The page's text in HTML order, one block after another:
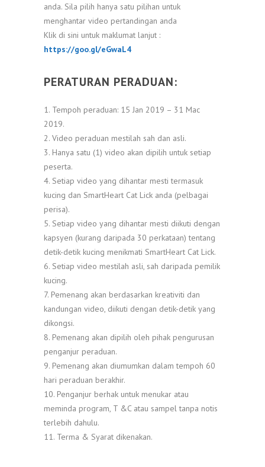
anda. Sila pilih hanya satu pilihan untuk
menghantar video pertandingan anda
Klik di sini untuk maklumat lanjut :
https://goo.gl/eGwaL4
PERATURAN PERADUAN:
1. Tempoh peraduan: 15 Jan 2019 – 31 Mac
2019.
2. Video peraduan mestilah sah dan asli.
3. Hanya satu (1) video akan dipilih untuk setiap
peserta.
4. Setiap video yang dihantar mesti termasuk
kucing dan SmartHeart Cat Lick anda (pelbagai
perisa).
5. Setiap video yang dihantar mesti diikuti dengan
kapsyen (kurang daripada 30 perkataan) tentang
detik-detik kucing menikmati SmartHeart Cat Lick.
6. Setiap video mestilah asli, sah daripada pemilik
kucing.
7. Pemenang akan berdasarkan kreativiti dan
kandungan video, diikuti dengan detik-detik yang
dikongsi.
8. Pemenang akan dipilih oleh pihak pengurusan
penganjur peraduan.
9. Pemenang akan diumumkan dalam tempoh 60
hari peraduan berakhir.
10. Penganjur berhak untuk menukar atau
meminda program, T &C atau sampel tanpa notis
terlebih dahulu.
11. Terma & Syarat dikenakan.